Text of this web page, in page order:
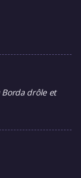
drôle et